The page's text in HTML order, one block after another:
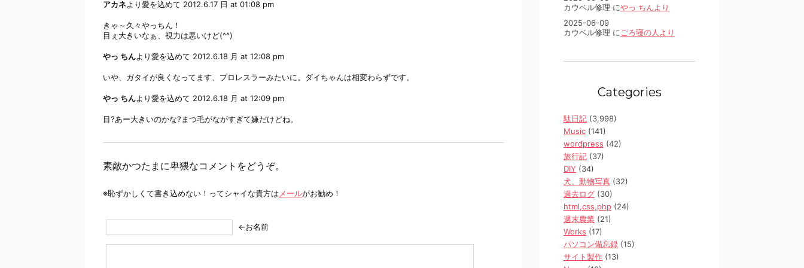
アカネより愛を込めて 2012.6.17 日 at 01:08 pm
きゃ～久々やっちん！
目ぇ大きいなぁ、視力は悪いけど(^^)
やっ ちんより愛を込めて 2012.6.18 月 at 12:08 pm
いや、ガタイが良くなってます、プロレスラーみたいに。ダイちゃんは相変わらずです。
やっ ちんより愛を込めて 2012.6.18 月 at 12:09 pm
目?あー大きいのかな?まつ毛がながすぎて嫌だけどね。
素敵かつたまに卑猥なコメントをどうぞ。
※恥ずかしくて書き込めない！ってシャイな貴方は メールがお勧め！
←お名前
カウベル修理 にやっ ちんより
2025-06-09
カウベル修理 に ごろ寝の人より
Categories
駄日記 (3,998)
Music (141)
wordpress (42)
旅行記 (37)
DIY (34)
犬、動物写真 (32)
過去ログ (30)
html,css,php (24)
週末農業 (21)
Works (17)
パソコン備忘録 (15)
サイト製作 (13)